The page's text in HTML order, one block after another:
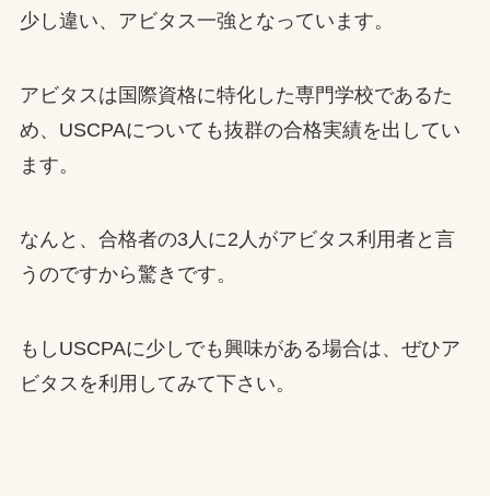
少し違い、アビタス一強となっています。
アビタスは国際資格に特化した専門学校であるた
め、USCPAについても抜群の合格実績を出してい
ます。
なんと、合格者の3人に2人がアビタス利用者と言
うのですから驚きです。
もしUSCPAに少しでも興味がある場合は、ぜひア
ビタスを利用してみて下さい。